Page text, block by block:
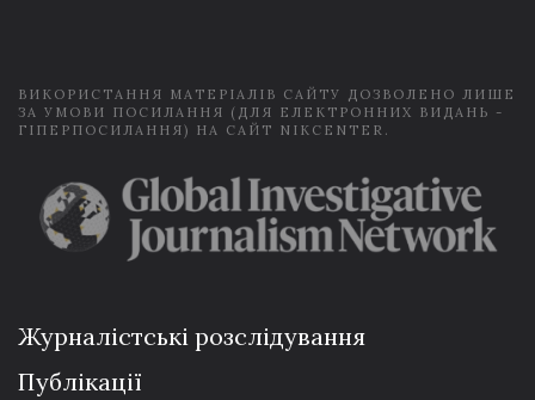
ВИКОРИСТАННЯ МАТЕРІАЛІВ САЙТУ ДОЗВОЛЕНО ЛИШЕ
ЗА УМОВИ ПОСИЛАННЯ (ДЛЯ ЕЛЕКТРОННИХ ВИДАНЬ -
ГІПЕРПОСИЛАННЯ) НА САЙТ NIKCENTER.
Журналістські розслідування
Публікації